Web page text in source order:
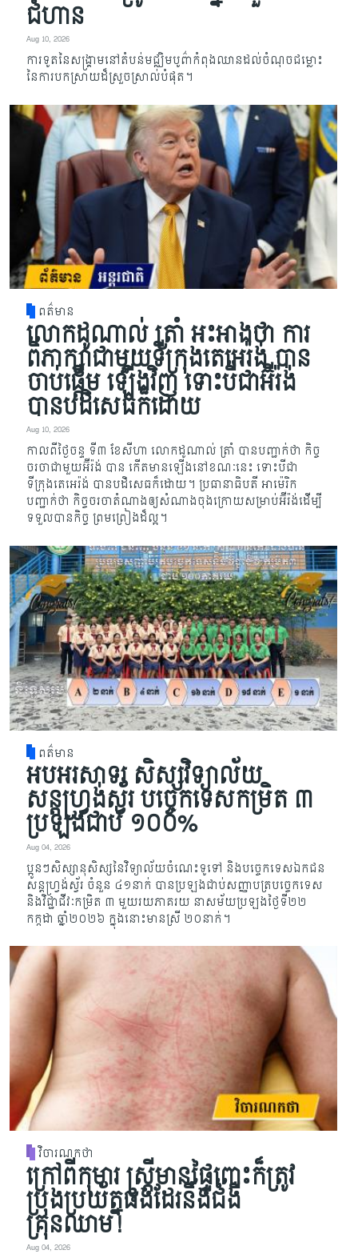
ជំហាន
Aug 10, 2026
ការទូតនៃសង្គ្រាមនៅតំបន់មជ្ឈិមបូព៌ាកំពុងឈានដល់ចំណុចជម្លោះ
នៃការបកស្រាយដ៏ស្រួចស្រាល់បំផុត។
ពត៌មាន
លោកដូណាល់ ត្រាំ អះអាងថា ការ
ពិភាក្សាជាមួយទីក្រុងតេអេរ៉ង់ បាន
ចាប់ផ្តើម ឡើងវិញ ទោះបីជាអ៊ីរ៉ង់
បានបដិសេធក៏ដោយ
Aug 10, 2026
កាលពីថ្ងៃចន្ទ ទី៣ ខែសីហា លោកដូណាល់ ត្រាំ បានបញ្ជាក់ថា កិច្ច
ចរចាជាមួយអ៊ីរ៉ង់ បាន កើតមានឡើងនៅខណៈនេះ ទោះបីជា
ទីក្រុងតេអេរ៉ង់ បានបដិសេធក៏ដោយ។ ប្រធានាធិបតី អាម៉េរិក
បញ្ជាក់ថា កិច្ចចរចាតំណាងឲ្យសំណាងចុងក្រោយសម្រាប់អ៊ីរ៉ង់ដើម្បី​
ទទួលបានកិច្ច ព្រមព្រៀងដ៏ល្អ។
ពត៌មាន
អបអរសាទរ សិស្សវិទ្យាល័យ
សន្តហ្វ្រង់ស្វ័រ បច្ចេកទេសកម្រិត ៣
ប្រឡងជាប់ ១០០%
Aug 04, 2026
ប្អូនៗសិស្សានុសិស្សនៃវិទ្យាល័យចំណេះទូទៅ និងបច្ចេកទេសឯកជន
សន្តហ្វ្រង់ស្វ័រ ចំនួន ៤១នាក់ បានប្រឡងជាប់សញ្ញាបត្របច្ចេកទេស
និងវិជ្ជាជីវៈកម្រិត ៣ មួយរយភាគរយ នាសម័យប្រឡងថ្ងៃទី២២
កក្កដា ឆ្នាំ២០២៦ ក្នុងនោះមានស្រី ២០នាក់។
វិចារណកថា
ក្រៅពីកុមារ ស្ត្រីមានផ្ទៃពោះក៏ត្រូវ
ប្រុងប្រយ័ត្នផងដែរនឹងជំងឺ
គ្រុនឈាម!
Aug 04, 2026